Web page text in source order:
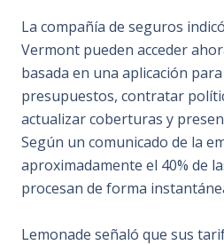
La compañía de seguros
Vermont pueden acceder
basada en una aplicación
presupuestos, contratar
actualizar coberturas y
Según un comunicado de la
aproximadamente el 40% de
procesan de forma
Lemonade señaló que sus